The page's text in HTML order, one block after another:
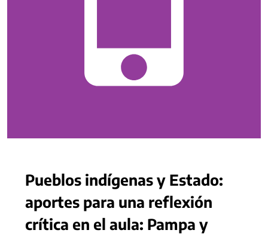
Pueblos indígenas y Estado:
aportes para una reflexión
crítica en el aula: Pampa y